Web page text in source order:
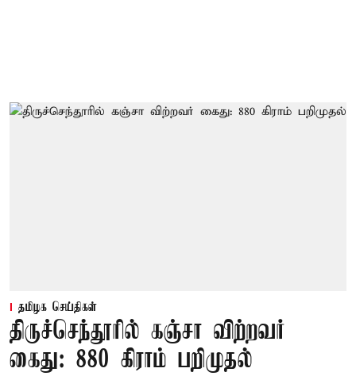
தமிழக செய்திகள்
திருச்செந்தூரில் கஞ்சா விற்றவர்
கைது: 880 கிராம் பறிமுதல்